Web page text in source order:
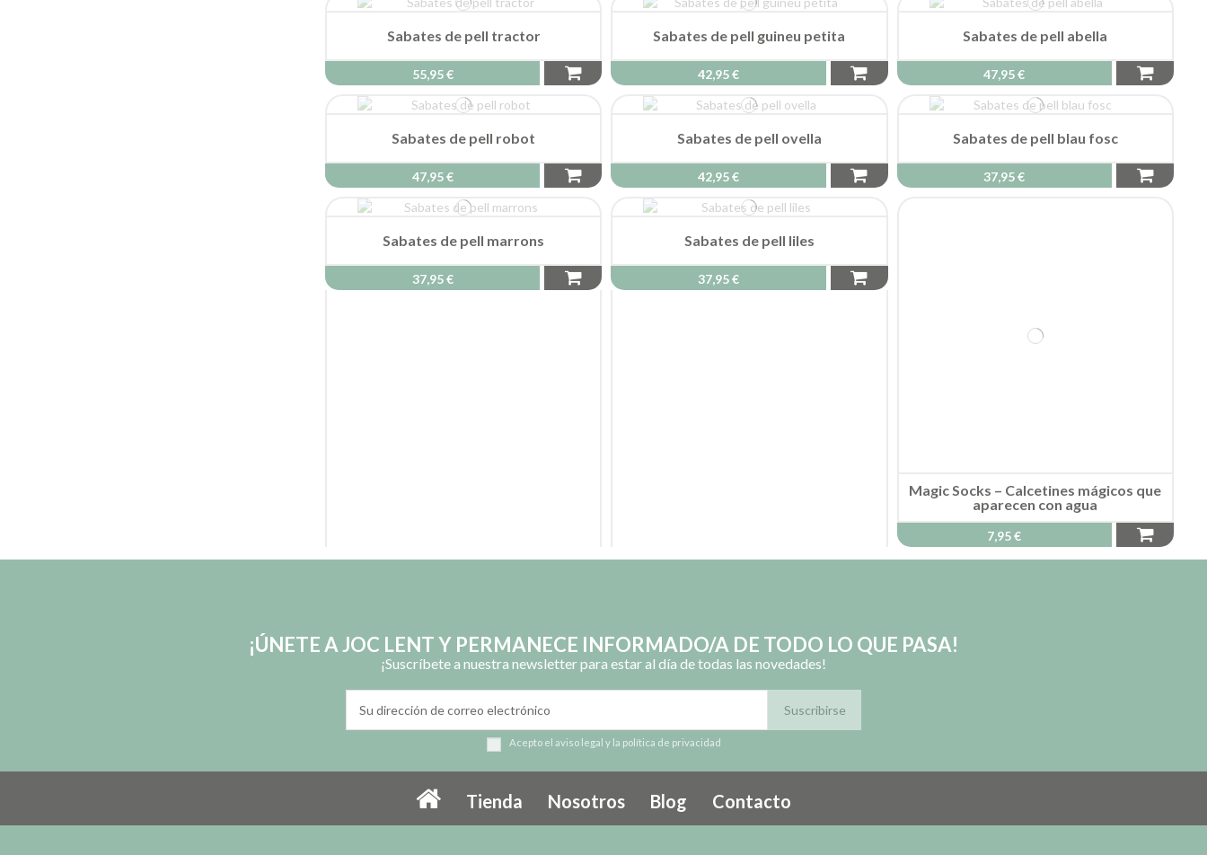
Sabates de pell tractor
55,95 €
Sabates de pell guineu petita
42,95 €
Sabates de pell abella
47,95 €
Sabates de pell robot
47,95 €
Sabates de pell ovella
42,95 €
Sabates de pell blau fosc
37,95 €
Sabates de pell marrons
37,95 €
Sabates de pell liles
37,95 €
Magic Socks – Calcetines mágicos que
aparecen con agua
7,95 €
¡ÚNETE A JOC LENT Y PERMANECE INFORMADO/A DE TODO LO QUE PASA!
¡Suscríbete a nuestra newsletter para estar al día de todas las novedades!
Acepto el aviso legal y la política de privacidad
Tienda Nosotros Blog Contacto